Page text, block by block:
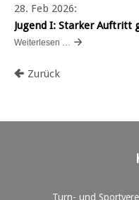
28. Feb 2026:
Jugend I: Starker Auftritt
Weiterlesen …
Zurück
Turn- und